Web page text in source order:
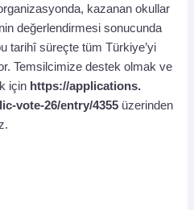
kazanan okullar
değerlendirmesi sonucunda
tarihî süreçte tüm Türkiye’yi
Temsilcimize destek olmak ve
için https://applications.
vote-26/entry/4355 üzerinden